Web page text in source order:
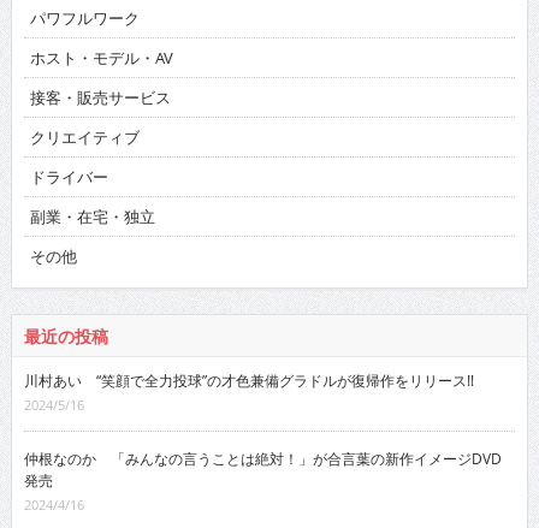
パワフルワーク
ホスト・モデル・AV
接客・販売サービス
クリエイティブ
ドライバー
副業・在宅・独立
その他
最近の投稿
川村あい “笑顔で全力投球”の才色兼備グラドルが復帰作をリリース!!
2024/5/16
仲根なのか 「みんなの言うことは絶対！」が合言葉の新作イメージDVD
発売
2024/4/16